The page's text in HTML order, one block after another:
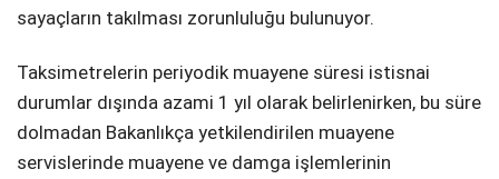
sayaçların takılması zorunluluğu bulunuyor.
Taksimetrelerin periyodik muayene süresi istisnai
durumlar dışında azami 1 yıl olarak belirlenirken, bu süre
dolmadan Bakanlıkça yetkilendirilen muayene
servislerinde muayene ve damga işlemlerinin